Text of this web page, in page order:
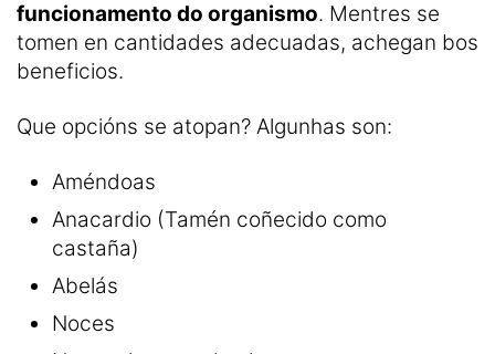
funcionamento do organismo. Mentres se
tomen en cantidades adecuadas, achegan bos
beneficios.
Que opcións se atopan? Algunhas son:
Améndoas
Anacardio (Tamén coñecido como
castaña)
Abelás
Noces